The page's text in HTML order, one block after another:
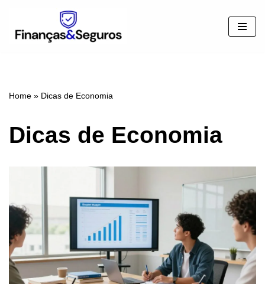
Pular
Home » Dicas de Economia
Dicas de Economia